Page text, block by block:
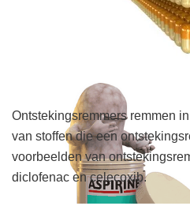
Ontstekingsremmers remmen
van stoffen die een
voorbeelden van
diclofenac en celecoxib.